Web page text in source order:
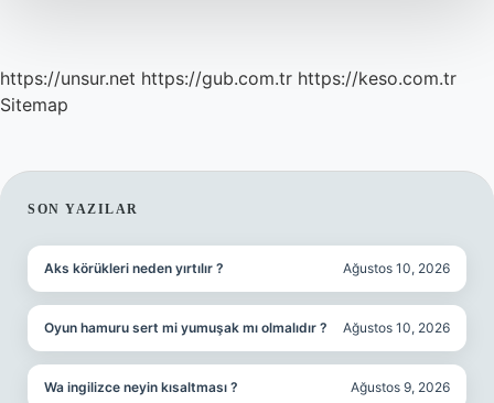
https://unsur.net https://gub.com.tr https://keso.com.tr
Sitemap
SIDEBAR
SON YAZILAR
Aks körükleri neden yırtılır ? Ağustos 10, 2026
Oyun hamuru sert mi yumuşak mı olmalıdır ? Ağustos 10, 2026
Wa ingilizce neyin kısaltması ? Ağustos 9, 2026